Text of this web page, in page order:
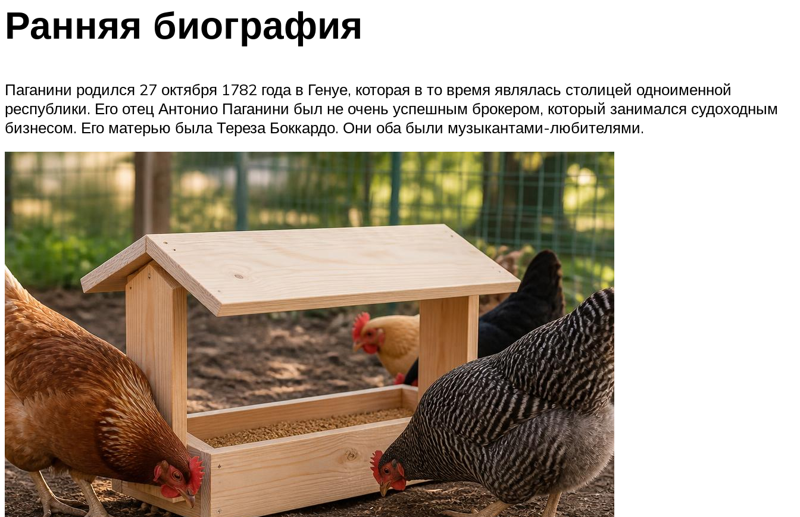
Ранняя биография
Паганини родился 27 октября 1782 года в Генуе, которая в то время являлась столицей одноименной
республики. Его отец Антонио Паганини был не очень успешным брокером, который занимался судоходным
бизнесом. Его матерью была Тереза Боккардо. Они оба были музыкантами-любителями.